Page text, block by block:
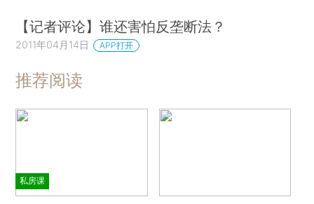
【记者评论】谁还害怕反垄断法？
2011年04月14日 APP打开
推荐阅读
私房课